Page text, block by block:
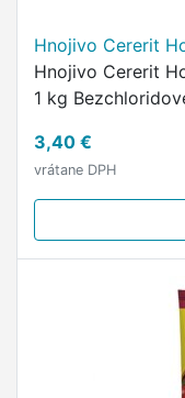
Hnojivo Cererit
Hnojivo Cererit
1 kg
3,40 €
vrátane DPH